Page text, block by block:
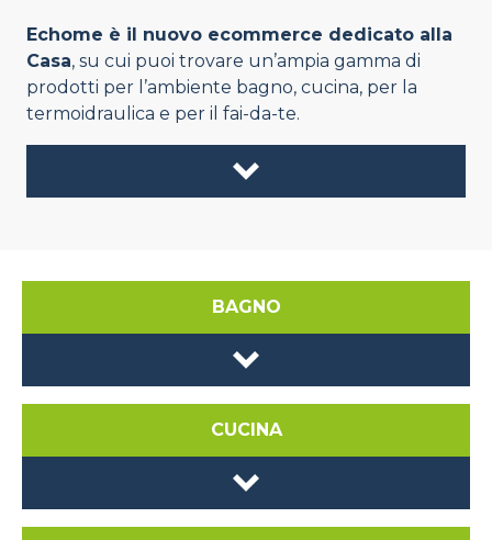
Echome è il nuovo ecommerce dedicato alla
Casa, su cui puoi trovare un’ampia gamma di
prodotti per l’ambiente bagno, cucina, per la
termoidraulica e per il fai-da-te.
BAGNO
CUCINA